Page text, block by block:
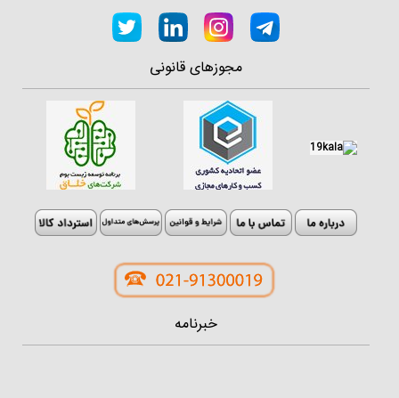
مجوزهای قانونی
خبرنامه